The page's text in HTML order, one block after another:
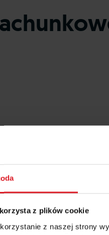
z plików cookie
z naszej strony